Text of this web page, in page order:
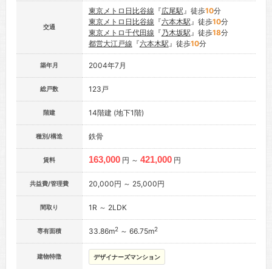
交通
東京メトロ日比谷線 『広尾駅』徒歩10分
東京メトロ日比谷線 『六本木駅』徒歩10分
東京メトロ千代田線 『乃木坂駅』徒歩18分
都営大江戸線 『六本木駅』徒歩10分
築年月 2004年7月
総戸数 123戸
階建 14階建 (地下1階)
種別/構造 鉄骨
賃料 163,000 円 ～ 421,000 円
共益費/管理費 20,000円 ～ 25,000円
間取り 1R ～ 2LDK
専有面積 33.86m2～ 66.75m2
建物特徴 デザイナーズマンション